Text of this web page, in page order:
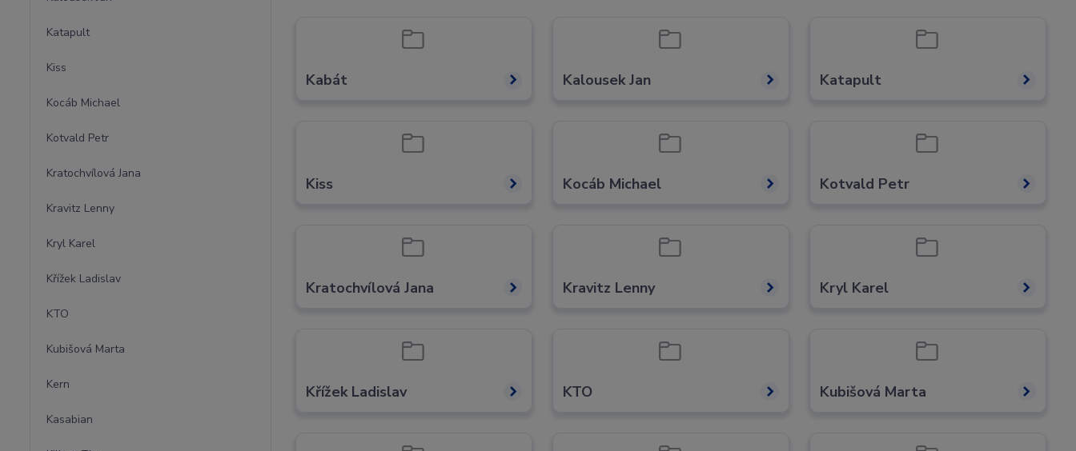
Kabát Kalousek Jan Katapult
Kiss Kocáb Michael Kotvald Petr
Kratochvílová Jana Kravitz Lenny Kryl Karel
Křížek Ladislav KTO Kubišová Marta
Katapult
Kiss
Kocáb Michael
Kotvald Petr
Kratochvílová Jana
Kravitz Lenny
Kryl Karel
Křížek Ladislav
KTO
Kubišová Marta
Kern
Kasabian